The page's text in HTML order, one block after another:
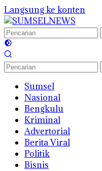
Langsung ke konten
Sumsel
Nasional
Bengkulu
Kriminal
Advertorial
Berita Viral
Politik
Bisnis